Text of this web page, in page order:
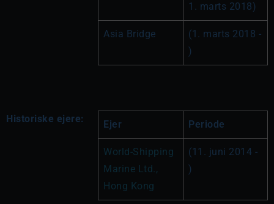
1. marts 2018)
Asia Bridge
(1. marts 2018 -
)
Historiske ejere: Ejer Periode
World-Shipping
Marine Ltd.,
Hong Kong
(11. juni 2014 -
)